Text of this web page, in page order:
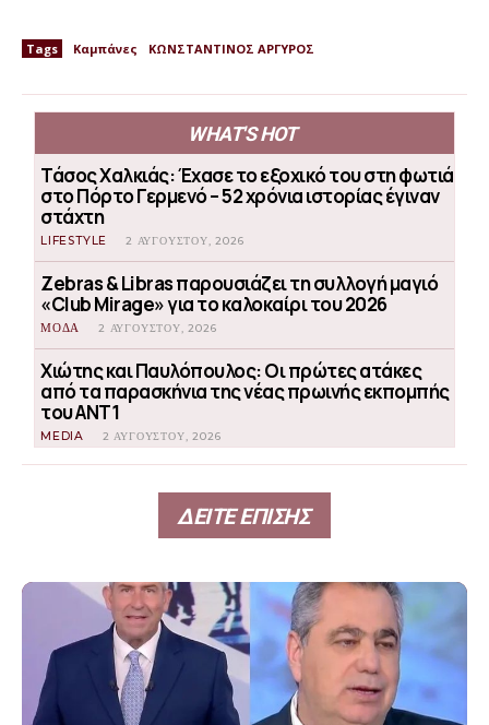
Tags Καμπάνες ΚΩΝΣΤΑΝΤΙΝΟΣ ΑΡΓΥΡΟΣ
WHAT'S HOT
Τάσος Χαλκιάς: Έχασε το εξοχικό του στη φωτιά
στο Πόρτο Γερμενό – 52 χρόνια ιστορίας έγιναν
στάχτη
LIFESTYLE 2 ΑΥΓΟΎΣΤΟΥ, 2026
Zebras & Libras παρουσιάζει τη συλλογή μαγιό
«Club Mirage» για το καλοκαίρι του 2026
ΜΟΔΑ 2 ΑΥΓΟΎΣΤΟΥ, 2026
Χιώτης και Παυλόπουλος: Οι πρώτες ατάκες
από τα παρασκήνια της νέας πρωινής εκπομπής
του ΑΝΤ1
MEDIA 2 ΑΥΓΟΎΣΤΟΥ, 2026
ΔΕΙΤΕ ΕΠΙΣΗΣ